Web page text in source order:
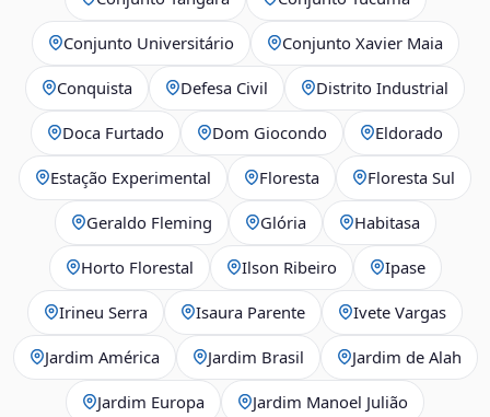
Conjunto Universitário Conjunto Xavier Maia
Conquista Defesa Civil Distrito Industrial
Doca Furtado Dom Giocondo Eldorado
Estação Experimental Floresta Floresta Sul
Geraldo Fleming Glória Habitasa
Horto Florestal Ilson Ribeiro Ipase
Irineu Serra Isaura Parente Ivete Vargas
Jardim América Jardim Brasil Jardim de Alah
Jardim Europa Jardim Manoel Julião